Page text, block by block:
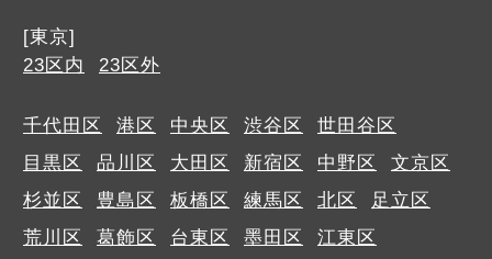
[東京]
23区内
23区外
千代田区 港区 中央区 渋谷区
世田谷区
目黒区
品川区 大田区 新宿区 中野区
文京区
杉並区
豊島区 板橋区 練馬区 北区
足立区
荒川区
葛飾区 台東区 墨田区
江東区